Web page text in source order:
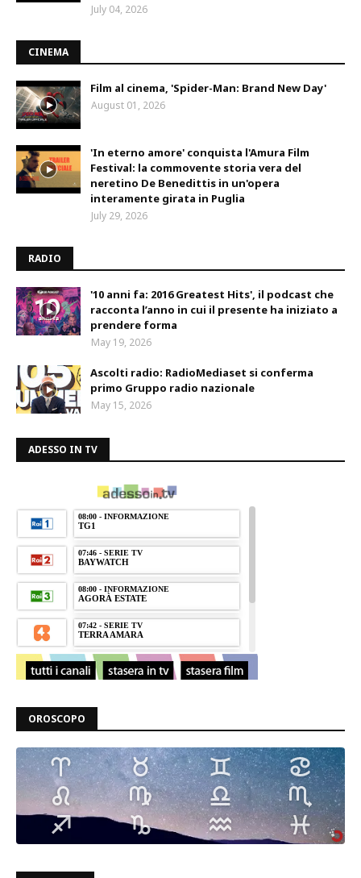
July 04, 2026
CINEMA
Film al cinema, 'Spider-Man: Brand New Day'
August 01, 2026
'In eterno amore' conquista l'Amura Film
Festival: la commovente storia vera del
neretino De Benedittis in un'opera
interamente girata in Puglia
July 29, 2026
RADIO
'10 anni fa: 2016 Greatest Hits', il podcast che
racconta l’anno in cui il presente ha iniziato a
prendere forma
May 19, 2026
Ascolti radio: RadioMediaset si conferma
primo Gruppo radio nazionale
May 15, 2026
ADESSO IN TV
OROSCOPO